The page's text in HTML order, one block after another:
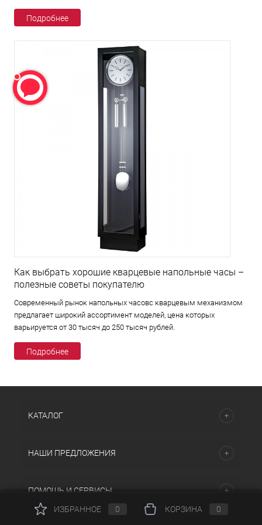
Подробнее
Как выбрать хорошие кварцевые напольные часы –
полезные советы покупателю
Современный рынок напольных часовс кварцевым механизмом
предлагает широкий ассортимент моделей, цена которых
варьируется от 30 тысяч до 250 тысяч рублей.
Подробнее
КАТАЛОГ
НАШИ ПРЕДЛОЖЕНИЯ
ПОМОЩЬ И СЕРВИСЫ
ИЗБРАННОЕ
0 КОРЗИНА 0